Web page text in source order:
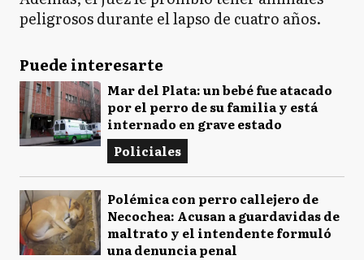
peligrosos durante el lapso de cuatro años.
Puede interesarte
Mar del Plata: un bebé fue atacado
por el perro de su familia y está
internado en grave estado
Policiales
Polémica con perro callejero de
Necochea: Acusan a guardavidas de
maltrato y el intendente formuló
una denuncia penal